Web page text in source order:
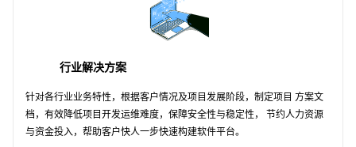
行业解决方案
针对各行业业务特性，根据客户情况及项目发展阶段，制定项目 方案文
档，有效降低项目开发运维难度，保障安全性与稳定性， 节约人力资源
与资金投入，帮助客户快人一步快速构建软件平台。